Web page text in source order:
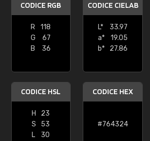
CODICE RGB
R
118
G
67
B
36
CODICE CIELAB
L*
33.97
a*
19.05
b*
27.86
CODICE HSL
H
23
S
53
L
30
CODICE HEX
#764324